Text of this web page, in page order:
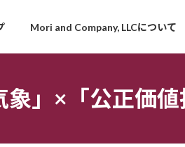
Mori and Company, LLCについて
象」×「公正価